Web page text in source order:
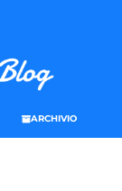
ARCHIVIO